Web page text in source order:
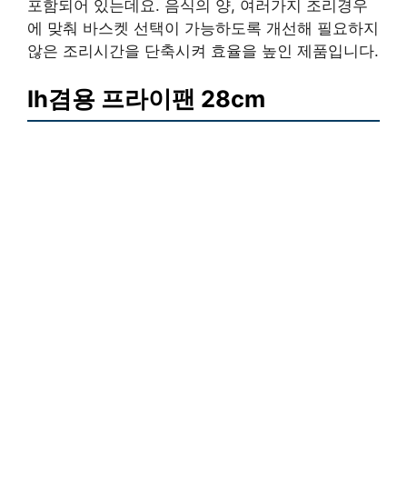
포함되어 있는데요. 음식의 양, 여러가지 조리경우
에 맞춰 바스켓 선택이 가능하도록 개선해 필요하지
않은 조리시간을 단축시켜 효율을 높인 제품입니다.
Ih겸용 프라이팬 28cm